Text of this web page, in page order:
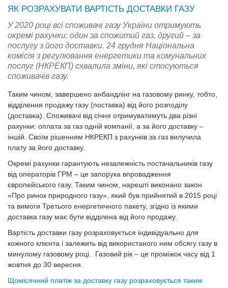
ЯК РОЗРАХУВАТИ ВАРТІСТЬ ДОСТАВКИ ГАЗУ
У 2020 році всі споживачі газу України отримують
окремі рахунки: один за спожитий газ, другий – за
послугу з його доставки. 24 грудня Національна
комісія з регулювання енергетики та комунальних
послуг (НКРЕКП) схвалила зміни, які стосуються
споживачів газу.
Таким чином, завершено анбандлінг на газовому ринку, тобто,
відділення продажу газу (поставка) від його розподілу
(доставка). Споживачі від січня отримуватимуть два різні
рахунки: оплата за газ одній компанії, а за його доставку –
іншій. Своїм рішенням НКРЕКП з рахунків за газ вилучила
плату за його доставку.
Окремі рахунки гарантують незалежність постачальників газу
від операторів ГРМ – це запорука впровадження
європейського газу. Таким чином, нарешті виконано закон
«Про ринок природного газу», який був прийнятий в 2015 році
та вимоги Третього енергетичного пакету, згідно із якими
доставка газу має бути відділена від його продажу.
Вартість доставки газу розраховується індивідуально для
кожного клієнта і залежить від використаного ним обсягу газу в
минулому газовому році. Газовий рік – це проміжок часу від 1
жовтня до 30 вересня.
Щомісячний платіж за доставку газу розраховується таким